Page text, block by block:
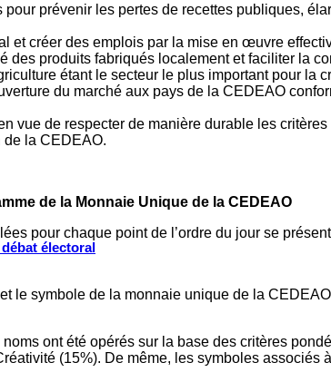
électoral
prévenir les pertes de recettes publiques,
et créer des emplois par la mise en œuvre
des produits fabriqués localement et faciliter la
étant le secteur le plus important pour la
du marché aux pays de la CEDEAO
vue de respecter de manière durable les
de la CEDEAO.
de la Monnaie Unique de la CEDEAO
pour chaque point de l’ordre du jour se
le symbole de la monnaie unique de la
ont été opérés sur la base des critères
(15%). De même, les symboles